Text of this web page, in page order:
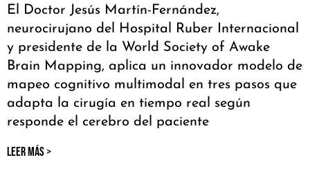
El Doctor Jesús Martín-Fernández,
neurocirujano del Hospital Ruber Internacional
y presidente de la World Society of Awake
Brain Mapping, aplica un innovador modelo de
mapeo cognitivo multimodal en tres pasos que
adapta la cirugía en tiempo real según
responde el cerebro del paciente
LEER MÁS >